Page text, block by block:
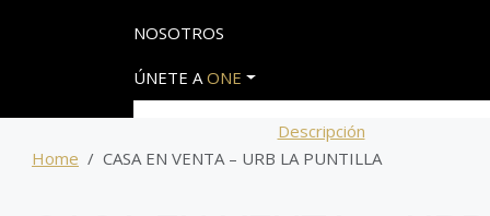
NOSOTROS
ÚNETE AONE
Descripción
Home
CASA EN VENTA – URB LA PUNTILLA